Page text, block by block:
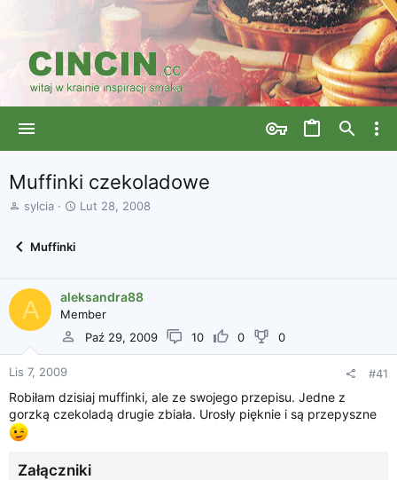
Muffinki czekoladowe
A
ą
t
k
sylcia
D
z
p
c
i
Lut 28, 2008
Muffinki
A aleksandra88
Member
Paź 29, 2009
10 0 0
Lis 7, 2009 #41
Robiłam dzisiaj muffinki, ale ze swojego przepisu. Jedne z
gorzką czekoladą drugie zbiała. Urosły pięknie i są przepyszne
Załączniki